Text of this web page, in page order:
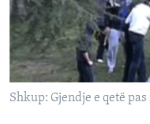
INTERVISTA
DITARI
Shkup: Gjendje e qetë